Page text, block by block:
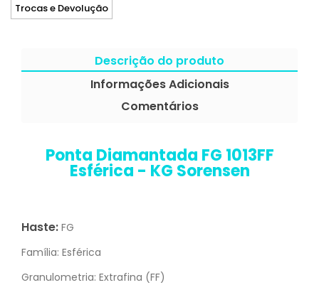
Trocas e Devolução
Descrição do produto
Informações Adicionais
Comentários
Ponta Diamantada FG 1013FF
Esférica - KG Sorensen
Haste: FG
Família: Esférica
Granulometria: Extrafina (FF)